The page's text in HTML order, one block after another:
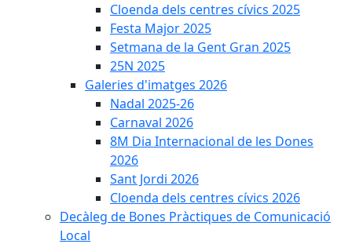
Cloenda dels centres cívics 2025
Festa Major 2025
Setmana de la Gent Gran 2025
25N 2025
Galeries d'imatges 2026
Nadal 2025-26
Carnaval 2026
8M Dia Internacional de les Dones
2026
Sant Jordi 2026
Cloenda dels centres cívics 2026
Decàleg de Bones Pràctiques de Comunicació
Local